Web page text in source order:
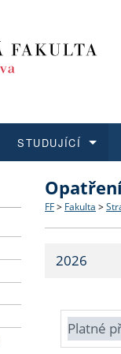
Struktura
Strategie
Fakultní
Co
Učitelské
STUDUJÍCÍ
O vědě a
Aktuální
FF > Fakulta >
2026
Platné